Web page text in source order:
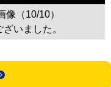
像（10/10）
いました。